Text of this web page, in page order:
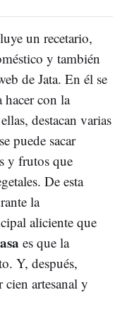
un recetario,
y también
de Jata. En él se
hacer con la
destacan varias
puede sacar
y frutos que
De esta
la
aliciente que
es que la
Y, después,
artesanal y